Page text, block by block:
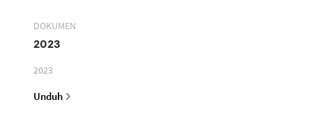
DOKUMEN
2023
2023
Unduh